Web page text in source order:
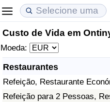
Custo de Vida em
Moeda:
Restaurantes
Refeição, Restaurante
Refeição para 2 Pessoas,
Custo de Vida
Indicador de Custo de Vida
Preços de Imóveis
Indicador de Preços de
Qualidade de Vida
Indicador de Qualidade de